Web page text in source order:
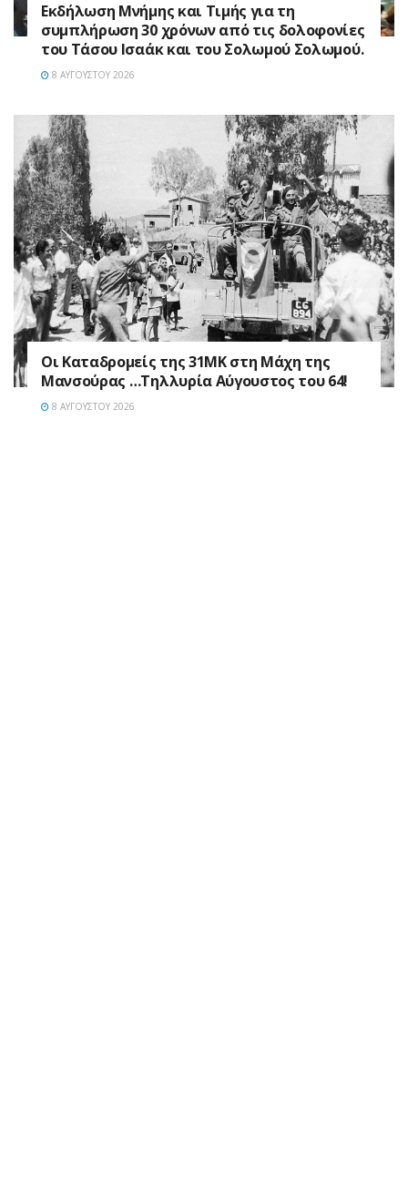
Εκδήλωση Μνήμης και Τιμής για τη
συμπλήρωση 30 χρόνων από τις δολοφονίες
του Τάσου Ισαάκ και του Σολωμού Σολωμού.
8 ΑΥΓΟΎΣΤΟΥ 2026
Οι Καταδρομείς της 31ΜΚ στη Mάχη της
Μανσούρας …Τηλλυρία Αύγουστος του 64!
8 ΑΥΓΟΎΣΤΟΥ 2026